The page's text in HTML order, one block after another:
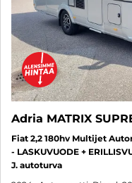
Adria MATRIX
Fiat 2,2 180hv Multijet
- LASKUVUODE +
J. autoturva